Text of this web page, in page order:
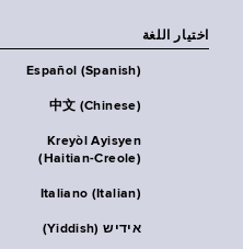
اختيار اللغة
Español (Spanish)
中文 (Chinese)
Kreyòl Ayisyen
(Haitian-Creole)
Italiano (Italian)
אידיש (Yiddish)